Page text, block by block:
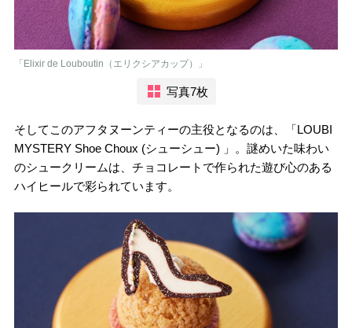
「Elixir de Louboutin（エリクシアカップ）」
写真7枚
そしてこのアフタヌーンティーの主役となるのは、「LOUBI
MYSTERY Shoe Choux (シューシュー) 」。謎めいた味わい
のシュークリームは、チョコレートで作られた遊び心のある
ハイヒールで彩られています。